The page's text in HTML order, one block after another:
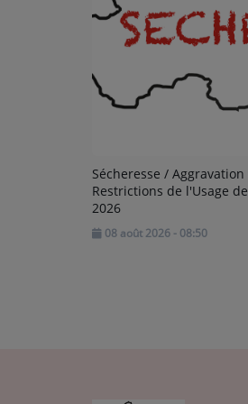
Sécheresse /
Restrictions de l'Usage
2026
08 août 2026 - 08:50